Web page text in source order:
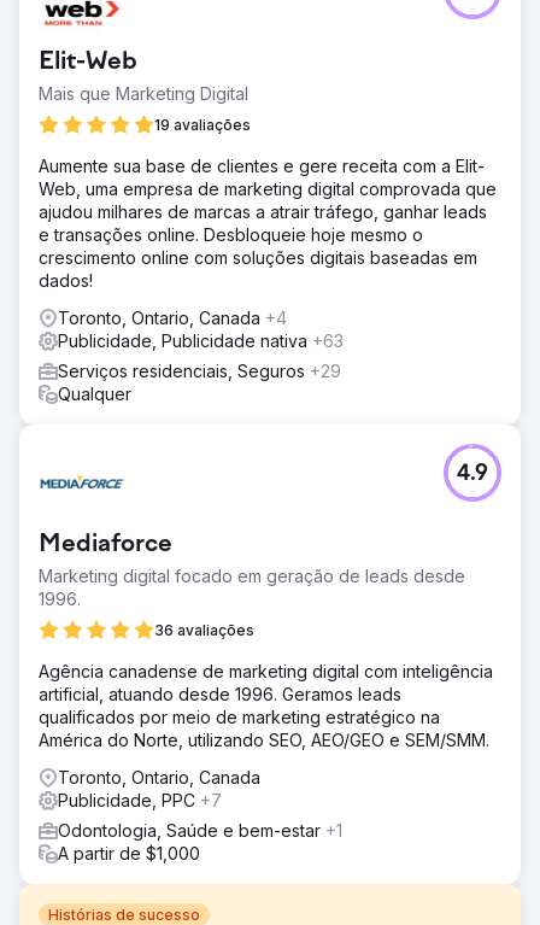
Elit-Web
Mais que Marketing Digital
19 avaliações
Aumente sua base de clientes e gere receita com a Elit-
Web, uma empresa de marketing digital comprovada que
ajudou milhares de marcas a atrair tráfego, ganhar leads
e transações online. Desbloqueie hoje mesmo o
crescimento online com soluções digitais baseadas em
dados!
Toronto, Ontario, Canada +4
Publicidade, Publicidade nativa +63
Serviços residenciais, Seguros +29
Qualquer
Mediaforce
Marketing digital focado em geração de leads desde
1996.
36 avaliações
4.9
Agência canadense de marketing digital com inteligência
artificial, atuando desde 1996. Geramos leads
qualificados por meio de marketing estratégico na
América do Norte, utilizando SEO, AEO/GEO e SEM/SMM.
Toronto, Ontario, Canada
Publicidade, PPC +7
Odontologia, Saúde e bem-estar +1
A partir de $1,000
Histórias de sucesso